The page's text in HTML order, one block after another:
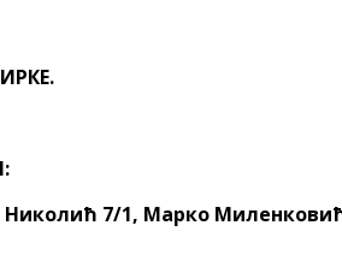
7/1, Марко